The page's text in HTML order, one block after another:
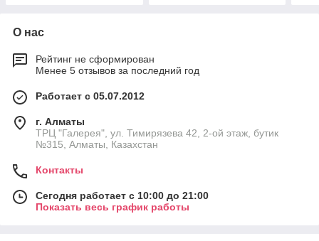
О нас
Рейтинг не сформирован
Менее 5 отзывов за последний год
Работает с 05.07.2012
г. Алматы
ТРЦ "Галерея", ул. Тимирязева 42, 2-ой этаж, бутик
№315, Алматы, Казахстан
Контакты
Сегодня работает с 10:00 до 21:00
Показать весь график работы